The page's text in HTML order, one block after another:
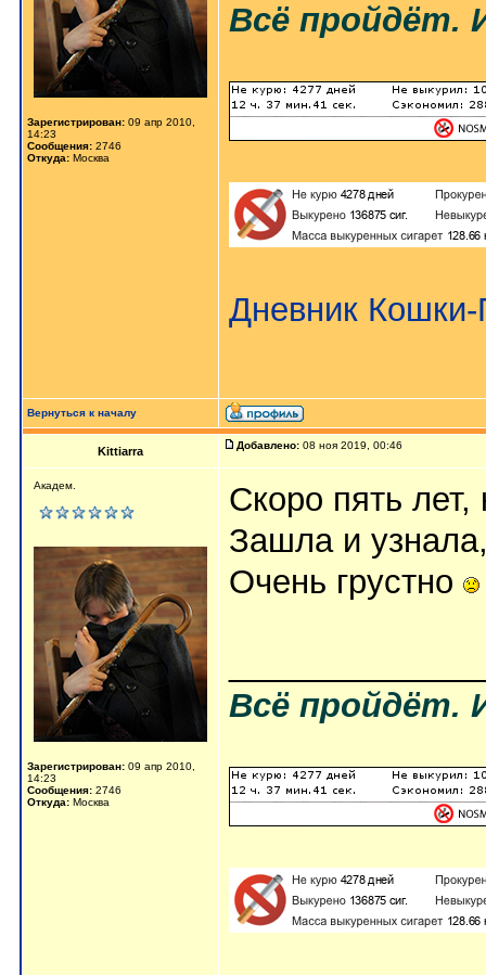
Зарегистрирован: 09 апр 2010,
14:23
Сообщения: 2746
Откуда: Москва
Всё пройдёт.
Дневник
Вернуться к началу
Kittiarra Добавлено: 08 ноя 2019, 00:46
Академ.
Зарегистрирован: 09 апр 2010,
14:23
Сообщения: 2746
Откуда: Москва
Скоро пять
Зашла и
Очень грустно
Всё пройдёт.